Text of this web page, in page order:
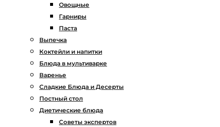
Овощные
Гарниры
Паста
Выпечка
Коктейли и напитки
Блюда в мультиварке
Варенье
Сладкие Блюда и Десерты
Постный стол
Диетические блюда
Советы экспертов